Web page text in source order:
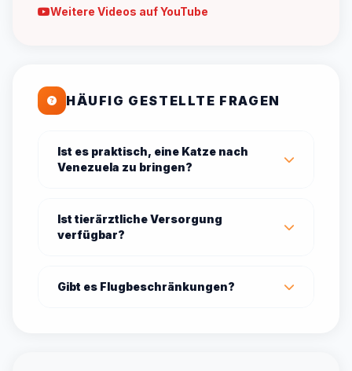
Weitere Videos auf YouTube
HÄUFIG GESTELLTE FRAGEN
Ist es praktisch, eine Katze nach
Venezuela zu bringen?
Ist tierärztliche Versorgung
verfügbar?
Gibt es Flugbeschränkungen?